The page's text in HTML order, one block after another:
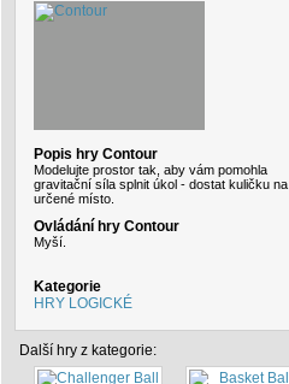
Popis hry Contour
Modelujte prostor tak, aby vám pomohla
gravitační síla splnit úkol - dostat kuličku na
určené místo.
Ovládání hry Contour
Myší.
Kategorie
HRY LOGICKÉ
Další hry z kategorie: